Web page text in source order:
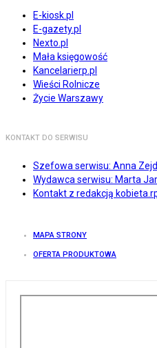
E-kiosk.pl
E-gazety.pl
Nexto.pl
Mała księgowość
Kancelarierp.pl
Wieści Rolnicze
Życie Warszawy
KONTAKT DO SERWISU
Szefowa serwisu: Anna
Wydawca serwisu: Marta
Kontakt z redakcją
MAPA STRONY
OFERTA PRODUKTOWA